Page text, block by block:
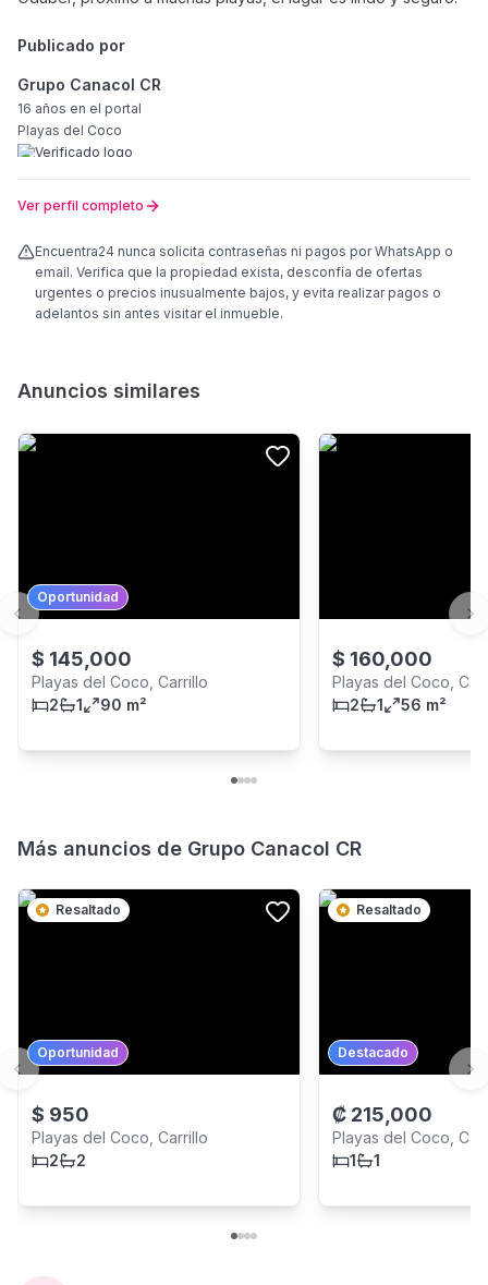
Publicado por
Grupo Canacol CR
16 años en el portal
Playas del Coco
Ver perfil completo
Encuentra24 nunca solicita contraseñas ni pagos por WhatsApp o
email. Verifica que la propiedad exista, desconfía de ofertas
urgentes o precios inusualmente bajos, y evita realizar pagos o
adelantos sin antes visitar el inmueble.
Anuncios similares
Oportunidad
$ 145,000
Playas del Coco, Carrillo
2
1 90 m²
$ 160,000
Playas del Coco,
2
1 56 m²
Previous slide
Más anuncios de Grupo Canacol CR
Resaltado
Oportunidad
$ 950
Playas del Coco, Carrillo
2
2
Resaltado
Destacado
₡ 215,000
Playas del Coco,
1
1
Previous slide